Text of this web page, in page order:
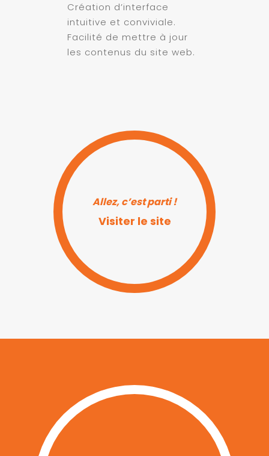
Création d’interface
intuitive et conviviale.
Facilité de mettre à jour
les contenus du site web.
Allez, c’est parti !
Visiter le site